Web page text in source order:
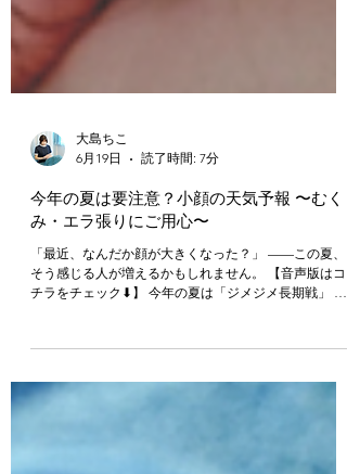
6月19日
読了時間: 7分
今年の夏は要注意？小顔の天気予報 〜むく
み・エラ張りにご用心〜
「最近、なんだか顔が大きくなった？」 ——この夏、
近、こんなニュースが話題になっているのをご存知です
て、秋まで続きそう、というもの。 エルニーニョとい
うのは、ざっくり言うと、太平洋の海水温がいつもより
天気がいつもと違ってきます。 日本の夏でいうと、晴